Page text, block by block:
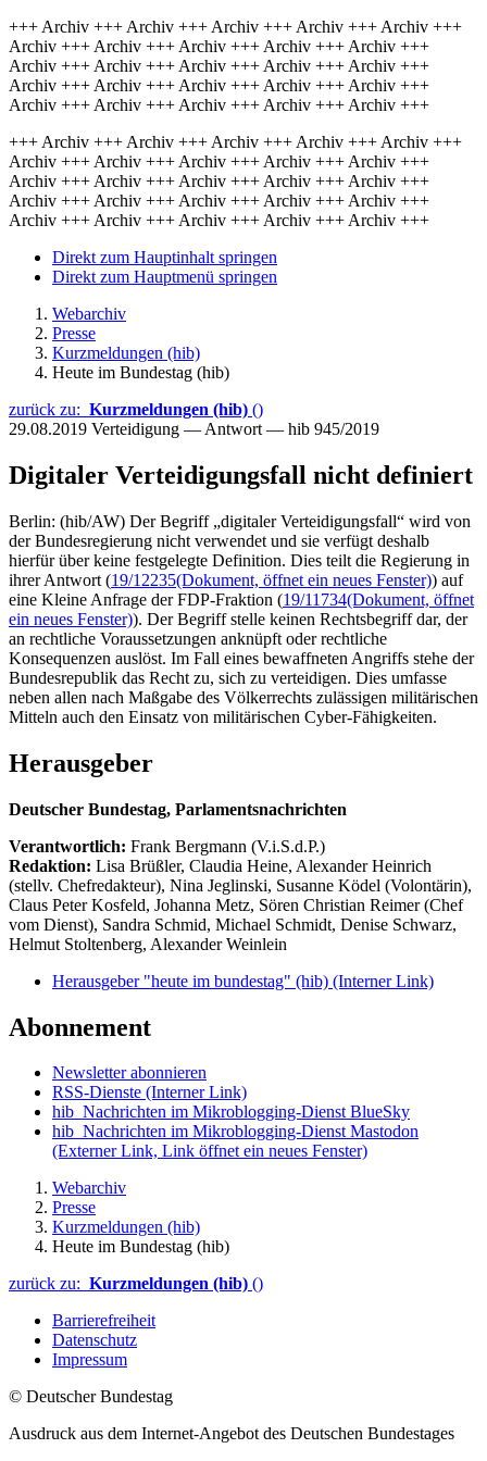
+++ Archiv +++ Archiv +++ Archiv +++ Archiv +++ Archiv +++
Archiv +++ Archiv +++ Archiv +++ Archiv +++ Archiv +++
Archiv +++ Archiv +++ Archiv +++ Archiv +++ Archiv +++
Archiv +++ Archiv +++ Archiv +++ Archiv +++ Archiv +++
Archiv +++ Archiv +++ Archiv +++ Archiv +++ Archiv +++
+++ Archiv +++ Archiv +++ Archiv +++ Archiv +++ Archiv +++
Archiv +++ Archiv +++ Archiv +++ Archiv +++ Archiv +++
Archiv +++ Archiv +++ Archiv +++ Archiv +++ Archiv +++
Archiv +++ Archiv +++ Archiv +++ Archiv +++ Archiv +++
Archiv +++ Archiv +++ Archiv +++ Archiv +++ Archiv +++
Direkt zum Hauptinhalt springen
Direkt zum Hauptmenü springen
Webarchiv
Presse
Kurzmeldungen (hib)
Heute im Bundestag (hib)
zurück zu: Kurzmeldungen (hib) ()
29.08.2019 Verteidigung — Antwort — hib 945/2019
Digitaler Verteidigungsfall nicht definiert
Berlin: (hib/AW) Der Begriff „digitaler Verteidigungsfall“ wird von
der Bundesregierung nicht verwendet und sie verfügt deshalb
hierfür über keine festgelegte Definition. Dies teilt die Regierung in
ihrer Antwort (19/12235(Dokument, öffnet ein neues Fenster)) auf
eine Kleine Anfrage der FDP-Fraktion (19/11734(Dokument, öffnet
ein neues Fenster)). Der Begriff stelle keinen Rechtsbegriff dar, der
an rechtliche Voraussetzungen anknüpft oder rechtliche
Konsequenzen auslöst. Im Fall eines bewaffneten Angriffs stehe der
Bundesrepublik das Recht zu, sich zu verteidigen. Dies umfasse
neben allen nach Maßgabe des Völkerrechts zulässigen militärischen
Mitteln auch den Einsatz von militärischen Cyber-Fähigkeiten.
Herausgeber
Deutscher Bundestag, Parlamentsnachrichten
Verantwortlich: Frank Bergmann (V.i.S.d.P.)
Redaktion: Lisa Brüßler, Claudia Heine, Alexander Heinrich
(stellv. Chefredakteur), Nina Jeglinski, Susanne Ködel (Volontärin),
Claus Peter Kosfeld, Johanna Metz, Sören Christian Reimer (Chef
vom Dienst), Sandra Schmid, Michael Schmidt, Denise Schwarz,
Helmut Stoltenberg, Alexander Weinlein
Herausgeber "heute im bundestag" (hib) (Interner Link)
Abonnement
Newsletter abonnieren
RSS-Dienste (Interner Link)
hib_Nachrichten im Mikroblogging-Dienst BlueSky
hib_Nachrichten im Mikroblogging-Dienst Mastodon
(Externer Link, Link öffnet ein neues Fenster)
Webarchiv
Presse
Kurzmeldungen (hib)
Heute im Bundestag (hib)
zurück zu: Kurzmeldungen (hib) ()
Barrierefreiheit
Datenschutz
Impressum
© Deutscher Bundestag
Ausdruck aus dem Internet-Angebot des Deutschen Bundestages